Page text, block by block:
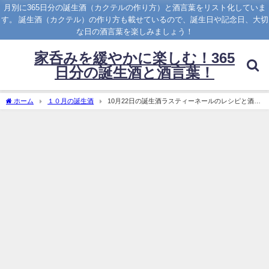
月別に365日分の誕生酒（カクテルの作り方）と酒言葉をリスト化していま
す。 誕生酒（カクテル）の作り方も載せているので、誕生日や記念日、大切
な日の酒言葉を楽しみましょう！
家呑みを緩やかに楽しむ！365
日分の誕生酒と酒言葉！
ホーム １０月の誕生酒
10月22日の誕生酒ラスティーネールのレシピと酒言
葉